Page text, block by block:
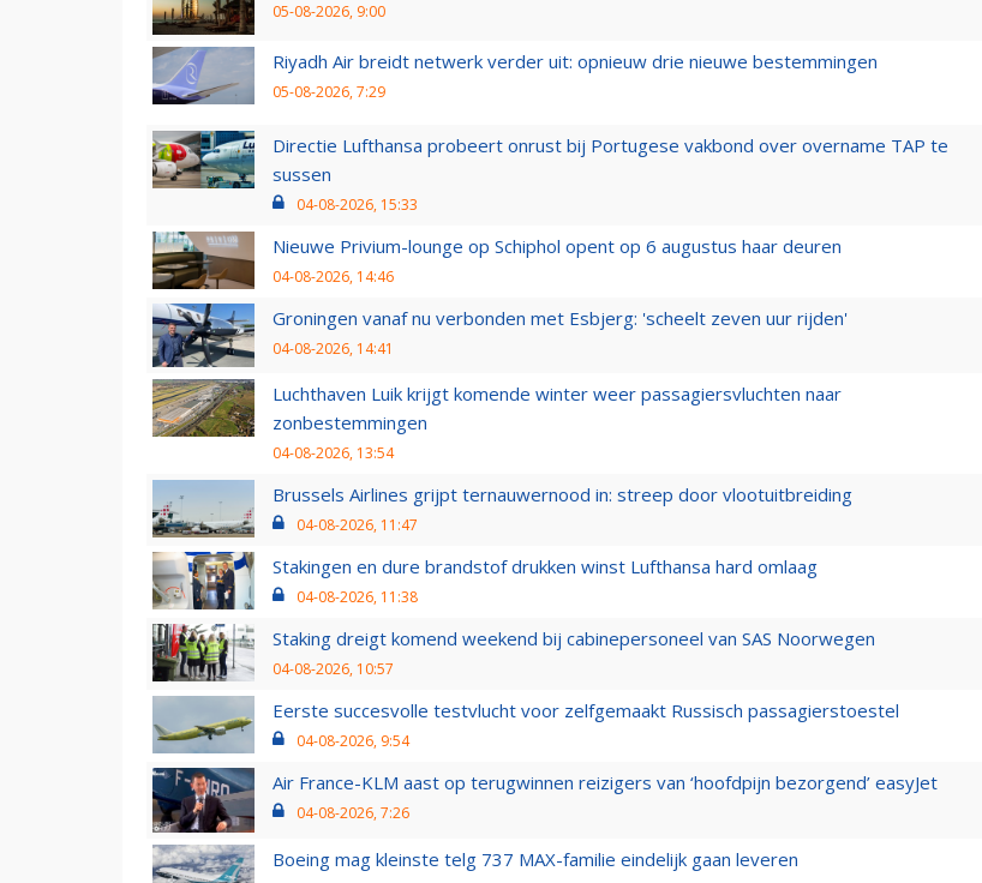
05-08-2026, 9:00
Riyadh Air breidt netwerk verder uit: opnieuw drie nieuwe bestemmingen
05-08-2026, 7:29
Directie Lufthansa probeert onrust bij Portugese vakbond over overname TAP te
sussen
04-08-2026, 15:33
Nieuwe Privium-lounge op Schiphol opent op 6 augustus haar deuren
04-08-2026, 14:46
Groningen vanaf nu verbonden met Esbjerg: 'scheelt zeven uur rijden'
04-08-2026, 14:41
Luchthaven Luik krijgt komende winter weer passagiersvluchten naar
zonbestemmingen
04-08-2026, 13:54
Brussels Airlines grijpt ternauwernood in: streep door vlootuitbreiding
04-08-2026, 11:47
Stakingen en dure brandstof drukken winst Lufthansa hard omlaag
04-08-2026, 11:38
Staking dreigt komend weekend bij cabinepersoneel van SAS Noorwegen
04-08-2026, 10:57
Eerste succesvolle testvlucht voor zelfgemaakt Russisch passagierstoestel
04-08-2026, 9:54
Air France-KLM aast op terugwinnen reizigers van ‘hoofdpijn bezorgend’ easyJet
04-08-2026, 7:26
Boeing mag kleinste telg 737 MAX-familie eindelijk gaan leveren